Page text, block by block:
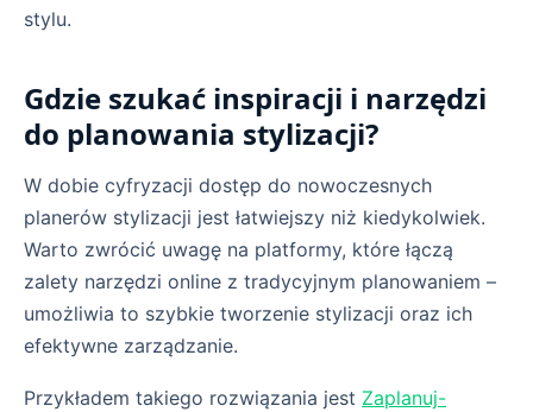
stylu.
Gdzie szukać inspiracji i narzędzi
do planowania stylizacji?
W dobie cyfryzacji dostęp do nowoczesnych
planerów stylizacji jest łatwiejszy niż kiedykolwiek.
Warto zwrócić uwagę na platformy, które łączą
zalety narzędzi online z tradycyjnym planowaniem –
umożliwia to szybkie tworzenie stylizacji oraz ich
efektywne zarządzanie.
Przykładem takiego rozwiązania jest Zaplanuj-